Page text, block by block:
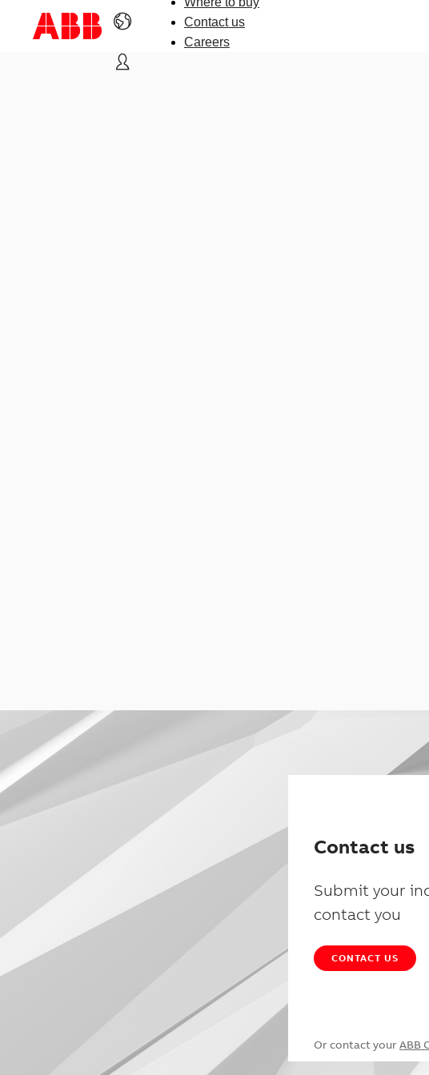
Contact us
Careers
Contact us
Submit your
contact you
CONTACT US
Or contact your ABB